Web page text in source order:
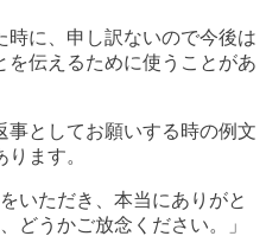
時に、申し訳ないので今後は
伝えるために使うことがあ
としてお願いする時の例文
ます。
いただき、本当にありがと
どうかご放念ください。」